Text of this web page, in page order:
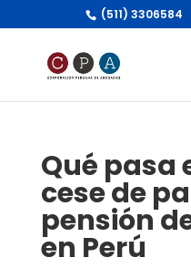
(511) 3306584
Qué pasa
cese de
pensión
en Perú